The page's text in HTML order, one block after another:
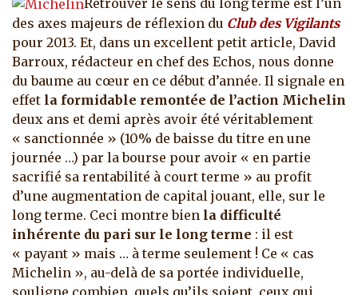
des axes majeurs de réflexion du Club des Vigilants
pour 2013. Et, dans un excellent petit article, David
Barroux, rédacteur en chef des Echos, nous donne
du baume au cœur en ce début d’année. Il signale en
effet la formidable remontée de l’action Michelin
deux ans et demi après avoir été véritablement
« sanctionnée » (10% de baisse du titre en une
journée …) par la bourse pour avoir « en partie
sacrifié sa rentabilité à court terme » au profit
d’une augmentation de capital jouant, elle, sur le
long terme. Ceci montre bien la difficulté
inhérente du pari sur le long terme : il est
« payant » mais … à terme seulement ! Ce « cas
Michelin », au-delà de sa portée individuelle,